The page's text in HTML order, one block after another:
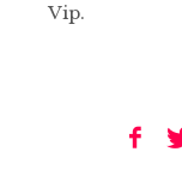
Vip.